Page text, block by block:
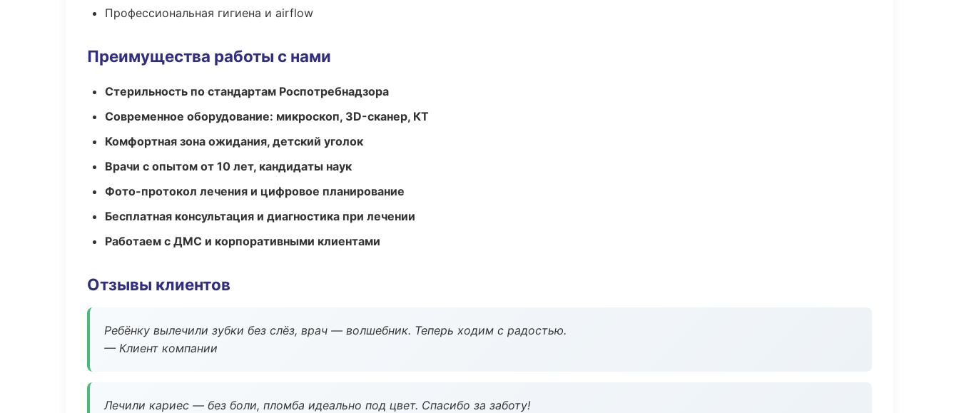
Профессиональная гигиена и airflow
Преимущества работы с нами
Стерильность по стандартам Роспотребнадзора
Современное оборудование: микроскоп, 3D-сканер, КТ
Комфортная зона ожидания, детский уголок
Врачи с опытом от 10 лет, кандидаты наук
Фото-протокол лечения и цифровое планирование
Бесплатная консультация и диагностика при лечении
Работаем с ДМС и корпоративными клиентами
Отзывы клиентов
Ребёнку вылечили зубки без слёз, врач — волшебник. Теперь ходим с радостью.
— Клиент компании
Лечили кариес — без боли, пломба идеально под цвет. Спасибо за заботу!